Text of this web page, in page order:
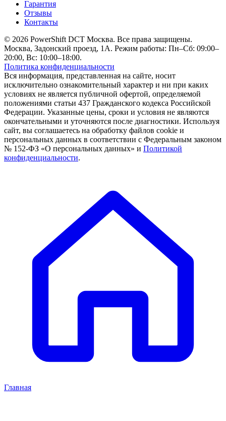
Гарантия
Отзывы
Контакты
© 2026 PowerShift DCT Москва. Все права защищены.
Москва, Задонский проезд, 1А. Режим работы: Пн–Сб: 09:00–
20:00, Вс: 10:00–18:00.
Политика конфиденциальности
Вся информация, представленная на сайте, носит
исключительно ознакомительный характер и ни при каких
условиях не является публичной офертой, определяемой
положениями статьи 437 Гражданского кодекса Российской
Федерации. Указанные цены, сроки и условия не являются
окончательными и уточняются после диагностики. Используя
сайт, вы соглашаетесь на обработку файлов cookie и
персональных данных в соответствии с Федеральным законом
№ 152-ФЗ «О персональных данных» и Политикой
конфиденциальности.
Главная